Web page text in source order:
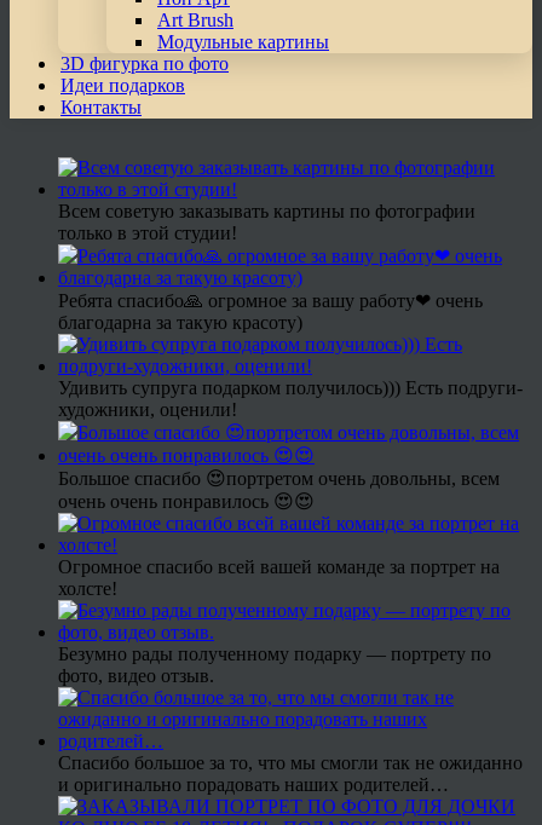
Art Brush
Модульные картины
3D фигурка по фото
Идеи подарков
Контакты
Всем советую заказывать картины по фотографии
только в этой студии!
Ребята спасибо🙏 огромное за вашу работу❤ очень
благодарна за такую красоту)
Удивить супруга подарком получилось))) Есть подруги-
художники, оценили!
Большое спасибо 😍портретом очень довольны, всем
очень очень понравилось 😍😍
Огромное спасибо всей вашей команде за портрет на
холсте!
Безумно рады полученному подарку — портрету по
фото, видео отзыв.
Спасибо большое за то, что мы смогли так не ожиданно
и оригинально порадовать наших родителей…